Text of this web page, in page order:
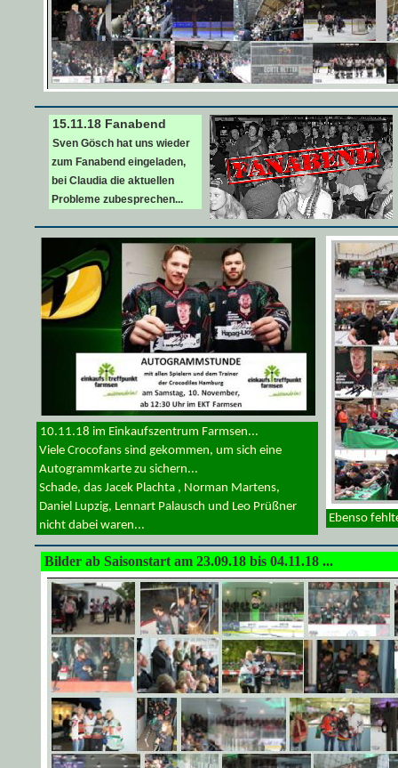
15.11.18 Fanabend
Sven Gösch hat uns wieder
zum Fanabend eingeladen,
bei Claudia die aktuellen
Probleme zubesprechen...
10.11.18 im Einkaufszentrum Farmsen...
Viele Crocofans sind gekommen, um sich eine
Autogrammkarte zu sichern...
Schade, das Jacek Plachta , Norman Martens,
Daniel Lupzig, Lennart Palausch und Leo Prüßner
nicht dabei waren...
Ebenso
Bilder ab Saisonstart am 23.09.18 bis 04.11.18 ...